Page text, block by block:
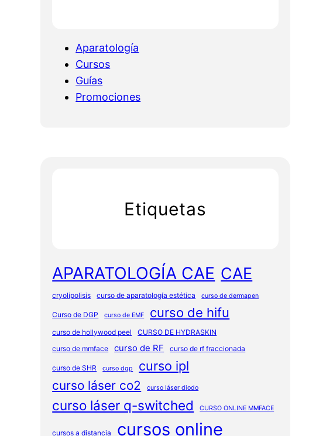
Aparatología
Cursos
Guías
Promociones
Etiquetas
APARATOLOGÍA CAE CAE
cryolipolisis curso de aparatología estética curso de dermapen
Curso de DGP curso de EMF curso de hifu
curso de hollywood peel
CURSO DE HYDRASKIN
curso de mmface
curso de RF curso de rf fraccionada
curso de SHR curso dgp curso ipl
curso láser co2 curso láser diodo
curso láser q-switched CURSO ONLINE MMFACE
cursos a distancia cursos online